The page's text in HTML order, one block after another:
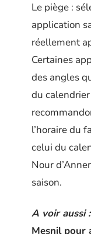
Le piège :
application
réellement
Certaines
des angles
du
l’horaire du
celui du
Nour
saison.
A voir aussi :
Mesnil pour